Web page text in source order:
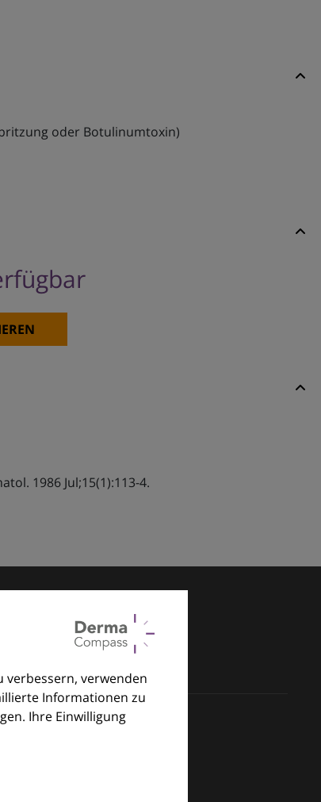
oder Botulinumtoxin)
1986 Jul;15(1):113-4.
verbessern, verwenden
Informationen zu
Ihre Einwilligung
Alltag.